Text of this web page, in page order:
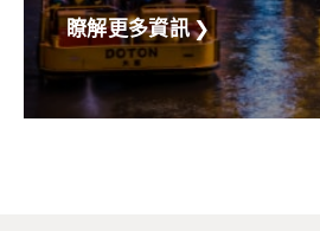
瞭解更多資訊❯